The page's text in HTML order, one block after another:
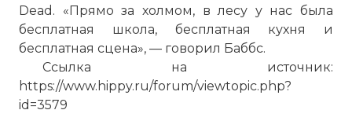
Dead. «Прямо за холмом, в лесу у нас была
бесплатная школа, бесплатная кухня и
бесплатная сцена», — говорил Баббс.
Ссылка на источник:
https://www.hippy.ru/forum/viewtopic.php?
id=3579